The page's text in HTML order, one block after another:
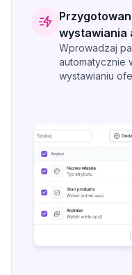
wystawiania
Wprowadzaj
automatycznie
wystawianiu